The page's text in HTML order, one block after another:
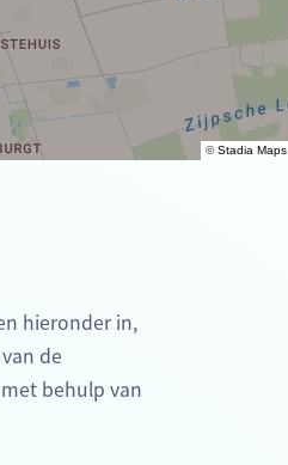
©Stadia Maps
hieronder in,
de
behulp van